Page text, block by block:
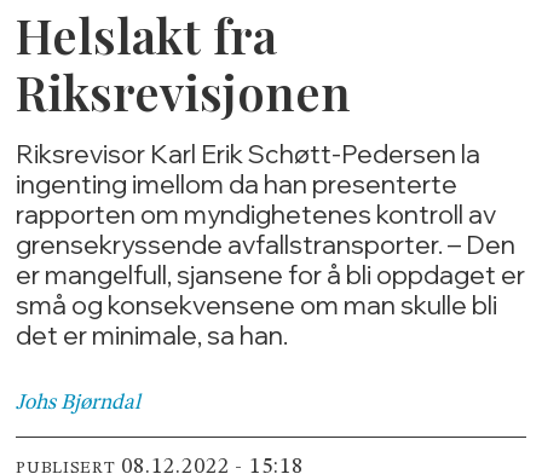
Helslakt fra
Riksrevisjonen
Riksrevisor Karl Erik Schøtt-Pedersen la
ingenting imellom da han presenterte
rapporten om myndighetenes kontroll av
grensekryssende avfallstransporter. – Den
er mangelfull, sjansene for å bli oppdaget er
små og konsekvensene om man skulle bli
det er minimale, sa han.
Johs Bjørndal
PUBLISERT 08.12.2022 - 15:18